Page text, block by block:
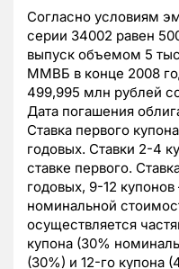
Согласно условиям
серии 34002 равен
выпуск объемом 5
ММВБ в конце 2008
499,995 млн рублей
Дата погашения
Ставка первого
годовых. Ставки 2-4
ставке первого.
годовых, 9-12
номинальной
осуществляется
купона (30%
(30%) и 12-го купона